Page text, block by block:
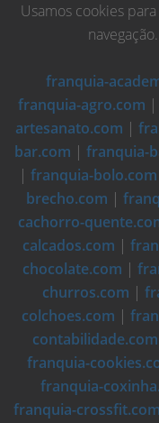
Usamos cookies
navegação.
franquia-
franquia-agro.com |
artesanato.com |
bar.com | franquia-
| franquia-bolo.com
brecho.com |
cachorro-
calcados.com |
chocolate.com |
churros.com |
colchoes.com |
contabilidade.com
franquia-
franquia-
franquia-crossfit.com